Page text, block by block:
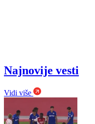
Najnovije vesti
Vidi više